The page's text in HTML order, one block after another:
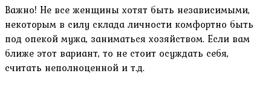
Важно! Не все женщины хотят быть независимыми,
некоторым в силу склада личности комфортно быть
под опекой мужа, заниматься хозяйством. Если вам
ближе этот вариант, то не стоит осуждать себя,
считать неполноценной и т.д.